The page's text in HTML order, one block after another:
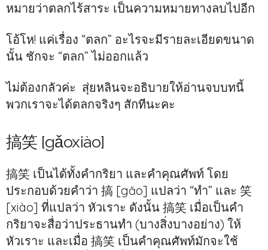
หมายว่าตลกไร้สาระ เป็นความหมายทางลบไปอีก
โอ้โห! แค่เรื่อง “ตลก” อะไรจะมีรายละเอียดขนาด
นั้น ชักจะ “ตลก” ไม่ออกแล้ว
ไม่ต้องกลัวค่ะ สุ่ยหลินจะอธิบายให้อ่านจบบทนี้
พวกเราจะได้ตลกจริงๆ สักทีนะคะ
搞笑 [gǎoxiào]
搞笑 เป็นได้ทั้งคำกริยา และคำคุณศัพท์ โดย
ประกอบด้วยคำว่า 搞 [gǎo] แปลว่า “ทำ” และ 笑
[xiào] ที่แปลว่า หัวเราะ ดังนั้น 搞笑 เมื่อเป็นคำ
กริยาจะสื่อว่าประธานทำ (บางสิ่งบางอย่าง) ให้
หัวเราะ และเมื่อ 搞笑 เป็นคำคุณศัพท์มักจะใช้